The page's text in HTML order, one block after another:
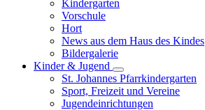
Kindergarten
Vorschule
Hort
News aus dem Haus des Kindes
Bildergalerie
Kinder & Jugend
St. Johannes Pfarrkindergarten
Sport, Freizeit und Vereine
Jugendeinrichtungen